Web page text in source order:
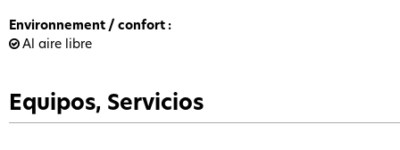
Environnement / confort :
Al aire libre
Equipos, Servicios